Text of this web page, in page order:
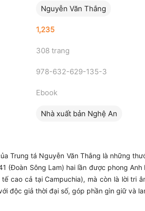
Nguyễn Văn Thắng
1,235
308 trang
978-632-629-135-3
Ebook
Nhà xuất bản Nghệ An
Trung tá Nguyễn Văn Thắng là những
(Đoàn Sông Lam) hai lần được phong
cao cả tại Campuchia), mà còn là lời tri
độc giả thời đại số, góp phần gìn giữ và